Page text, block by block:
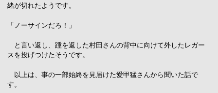
緒が切れたようです。
「ノーサインだろ！」
と言い返し、踵を返した村田さんの背中に向けて外したレガー
スを投げつけたそうです。
以上は、事の一部始終を見届けた愛甲猛さんから聞いた話で
す。